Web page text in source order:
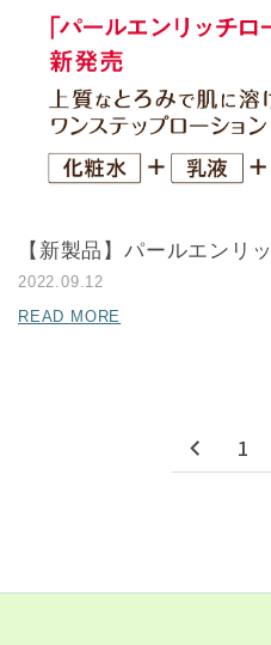
【新製品】パールエンリ
2022.09.12
READ MORE
1